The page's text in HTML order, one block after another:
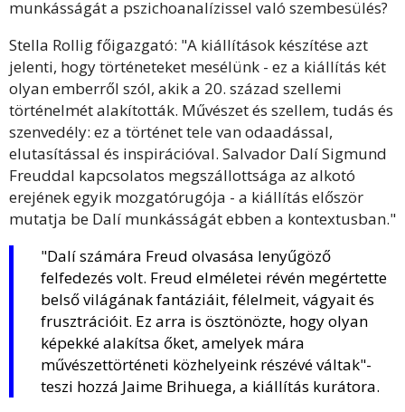
munkásságát a pszichoanalízissel való szembesülés?
Stella Rollig főigazgató: "A kiállítások készítése azt
jelenti, hogy történeteket mesélünk - ez a kiállítás két
olyan emberről szól, akik a 20. század szellemi
történelmét alakították. Művészet és szellem, tudás és
szenvedély: ez a történet tele van odaadással,
elutasítással és inspirációval. Salvador Dalí Sigmund
Freuddal kapcsolatos megszállottsága az alkotó
erejének egyik mozgatórugója - a kiállítás először
mutatja be Dalí munkásságát ebben a kontextusban."
"Dalí számára Freud olvasása lenyűgöző
felfedezés volt. Freud elméletei révén megértette
belső világának fantáziáit, félelmeit, vágyait és
frusztrációit. Ez arra is ösztönözte, hogy olyan
képekké alakítsa őket, amelyek mára
művészettörténeti közhelyeink részévé váltak"-
teszi hozzá Jaime Brihuega, a kiállítás kurátora.